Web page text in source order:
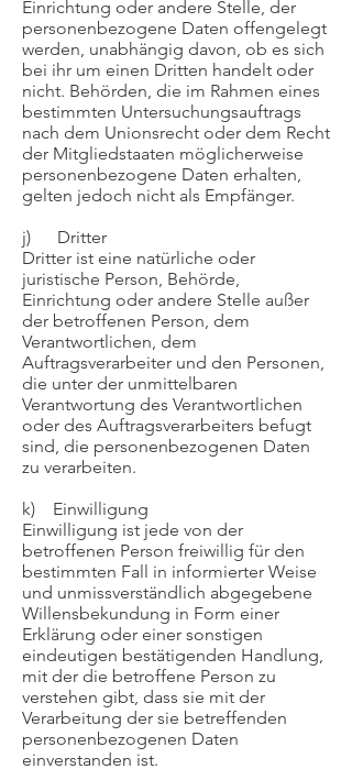
Einrichtung oder andere Stelle, der
personenbezogene Daten offengelegt
werden, unabhängig davon, ob es sich
bei ihr um einen Dritten handelt oder
nicht. Behörden, die im Rahmen eines
bestimmten Untersuchungsauftrags
nach dem Unionsrecht oder dem Recht
der Mitgliedstaaten möglicherweise
personenbezogene Daten erhalten,
gelten jedoch nicht als Empfänger.
j) Dritter
Dritter ist eine natürliche oder
juristische Person, Behörde,
Einrichtung oder andere Stelle außer
der betroffenen Person, dem
Verantwortlichen, dem
Auftragsverarbeiter und den Personen,
die unter der unmittelbaren
Verantwortung des Verantwortlichen
oder des Auftragsverarbeiters befugt
sind, die personenbezogenen Daten
zu verarbeiten.
k) Einwilligung
Einwilligung ist jede von der
betroffenen Person freiwillig für den
bestimmten Fall in informierter Weise
und unmissverständlich abgegebene
Willensbekundung in Form einer
Erklärung oder einer sonstigen
eindeutigen bestätigenden Handlung,
mit der die betroffene Person zu
verstehen gibt, dass sie mit der
Verarbeitung der sie betreffenden
personenbezogenen Daten
einverstanden ist.